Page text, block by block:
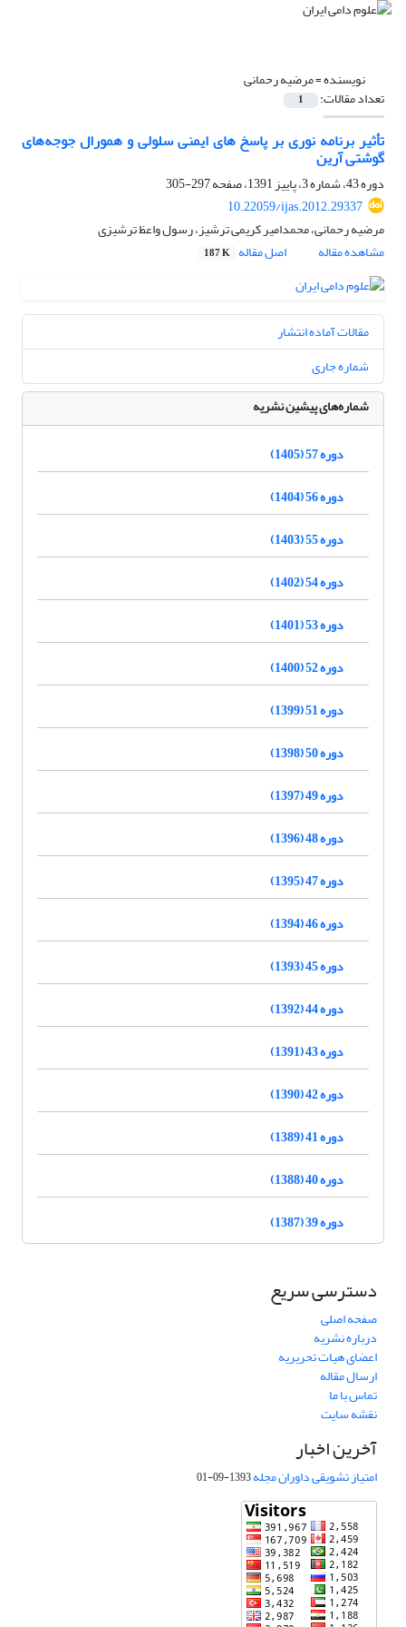
نویسنده =مرضیه رحمانی
تعداد مقالات: 1
تأثیر برنامه نوری بر پاسخ های ایمنی سلولی و همورال جوجه‌های
گوشتی آرین
دوره 43، شماره 3، پاییز 1391، صفحه
297-305
10.22059/ijas.2012.29337
مرضیه رحمانی، محمدامیر کریمی ترشیز، رسول واعظ ترشیزی
مشاهده مقاله
اصل مقاله 187 K
مقالات آماده انتشار
شماره جاری
شماره‌های پیشین نشریه
دوره 57 (1405)
دوره 56 (1404)
دوره 55 (1403)
دوره 54 (1402)
دوره 53 (1401)
دوره 52 (1400)
دوره 51 (1399)
دوره 50 (1398)
دوره 49 (1397)
دوره 48 (1396)
دوره 47 (1395)
دوره 46 (1394)
دوره 45 (1393)
دوره 44 (1392)
دوره 43 (1391)
دوره 42 (1390)
دوره 41 (1389)
دوره 40 (1388)
دوره 39 (1387)
دسترسی سریع
صفحه اصلی
درباره نشریه
اعضای هیات تحریریه
ارسال مقاله
تماس با ما
نقشه سایت
آخرین اخبار
امتیاز تشویقی داوران مجله1393-09-01